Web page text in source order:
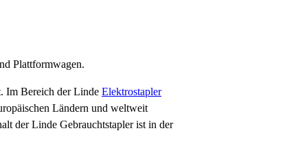
Plattformwagen.
Im Bereich der Linde Elektrostapler
Ländern und weltweit
der Linde Gebrauchtstapler ist in der